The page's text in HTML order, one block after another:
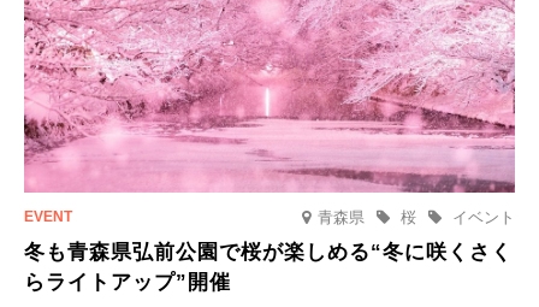
青森県 イベント
桜
冬も青森県弘前公園で桜が楽しめる“冬に咲くさく
らライトアップ”開催